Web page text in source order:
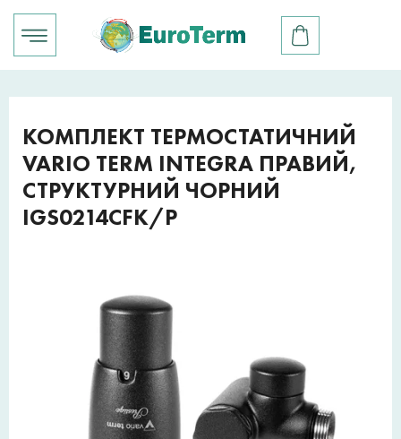
КОМПЛЕКТ ТЕРМОСТАТИЧНИЙ
VARIO TERM INTEGRA ПРАВИЙ,
СТРУКТУРНИЙ ЧОРНИЙ
IGS0214CFK/P